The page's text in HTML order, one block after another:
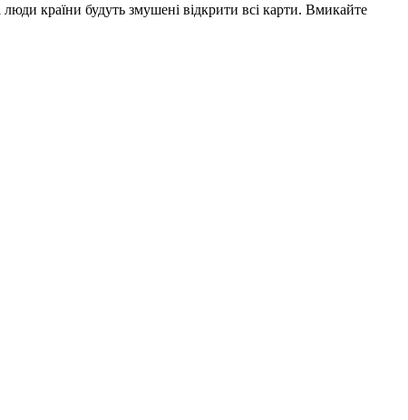
країни будуть змушені відкрити всі карти. Вмикайте